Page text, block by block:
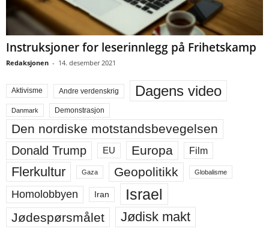
Instruksjoner for leserinnlegg på Frihetskamp
Redaksjonen - 14. desember 2021
Aktivisme Andre verdenskrig Dagens video
Danmark Demonstrasjon
Den nordiske motstandsbevegelsen
Donald Trump EU Europa Film
Flerkultur Gaza Geopolitikk Globalisme
Homolobbyen Iran Israel
Jødespørsmålet Jødisk makt